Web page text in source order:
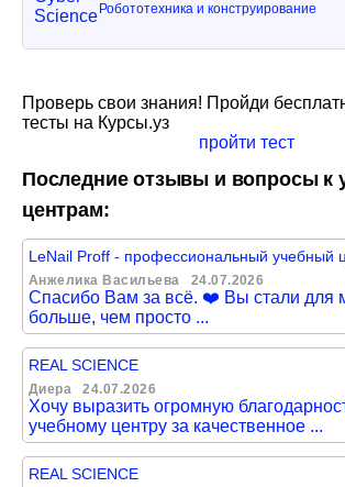
Робототехника и конструирование
Проверь свои знания! Пройди
тесты на Курсы.уз
пройти тест
Последние отзывы и вопросы к
центрам:
LeNail Proff - профессиональный учебный
Анжелика Васильева 24.07.2026
Спасибо Вам за всё. ❤️ Вы стали для
больше, чем просто ...
REAL SCIENCE
Диера 24.07.2026
Хочу выразить огромную
учебному центру за качественное ...
REAL SCIENCE